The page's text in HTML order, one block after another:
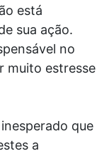
está
sua ação.
no
muito estresse
que
a